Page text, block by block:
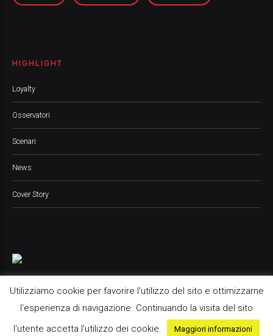
HIGHLIGHT
Loyalty
Osservatori
Scenari
News
Cover Story
Pop Up Media srl, 2021 © All Rights Reserved
Utilizziamo cookie per favorire l'utilizzo del sito e ottimizzarne
l'esperienza di navigazione. Continuando la visita del sito
l'utente accetta l'utilizzo dei cookie.
Maggiori informazioni